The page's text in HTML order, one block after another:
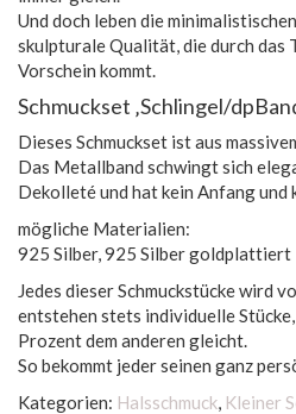
Und doch leben die
skulpturale Qualität, die durch das
Vorschein kommt.
Schmuckset ‚Schlingel/
Dieses Schmuckset ist aus
Das Metallband schwingt sich
Dekolleté und hat kein Anfang und
mögliche Materialien:
925 Silber, 925 Silber goldplattiert
Jedes dieser Schmuckstücke wird
entstehen stets individuelle
Prozent dem anderen gleicht.
So bekommt jeder seinen ganz
Kategorien: Halsschmuck, Kleiner